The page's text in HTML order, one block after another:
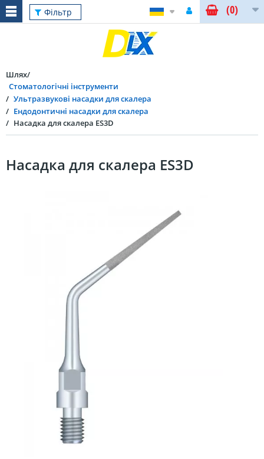
Фільтр (0)
Шлях
Стоматологічні інструменти
Ультразвукові насадки для скалера
Ендодонтичні насадки для скалера
Насадка для скалера ES3D
Насадка для скалера ES3D